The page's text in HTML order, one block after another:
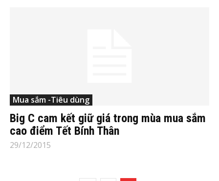
Mua sắm -Tiêu dùng
Big C cam kết giữ giá trong mùa mua sắm
cao điểm Tết Bính Thân
29/12/2015